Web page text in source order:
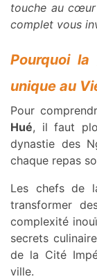
touche au
complet vous
Pourquoi
unique au
Pour
Hué, il faut
dynastie des
chaque repas
Les chefs de
transformer
complexité
secrets
de la Cité
ville.